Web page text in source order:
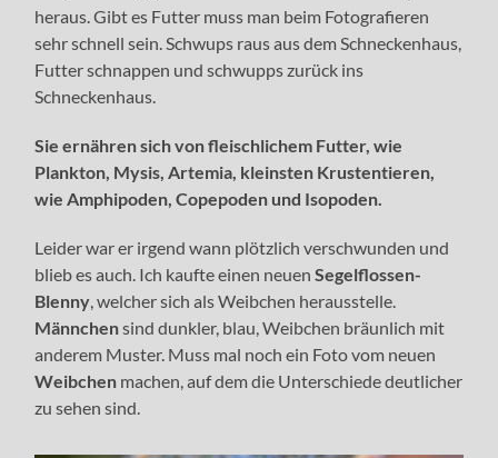
heraus. Gibt es Futter muss man beim Fotografieren
sehr schnell sein. Schwups raus aus dem Schneckenhaus,
Futter schnappen und schwupps zurück ins
Schneckenhaus.
Sie ernähren sich von fleischlichem Futter, wie
Plankton, Mysis, Artemia, kleinsten Krustentieren,
wie Amphipoden, Copepoden und Isopoden.
Leider war er irgend wann plötzlich verschwunden und
blieb es auch. Ich kaufte einen neuenSegelflossen-
Blenny, welcher sich als Weibchen herausstelle.
Männchensind dunkler, blau, Weibchen bräunlich mit
anderem Muster. Muss mal noch ein Foto vom neuen
Weibchen machen, auf dem die Unterschiede deutlicher
zu sehen sind.